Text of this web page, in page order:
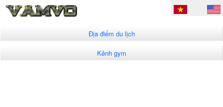
Địa điểm du lịch
Kênh gym